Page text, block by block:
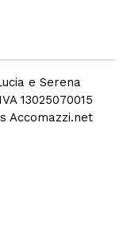
e Serena
13025070015
Accomazzi.net